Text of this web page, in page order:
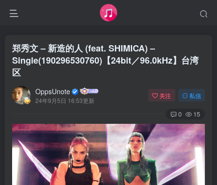
郑秀文 – 新造的人 (feat. SHIMICA) –
Single(190296530760)【24bit／96.0kHz】台湾
区
OppsUnote
24年9月5日 16:53更新
关注 私信
0 15